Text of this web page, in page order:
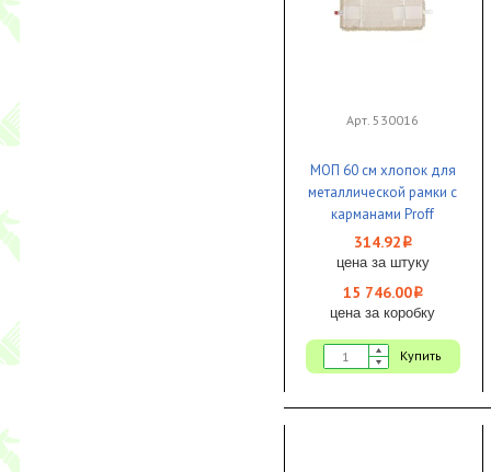
Арт. 530016
МОП 60 см хлопок для
металлической рамки с
карманами Proff
Comfort 1/50
314.92 i
цена за штуку
15 746.00i
цена за коробку
Купить